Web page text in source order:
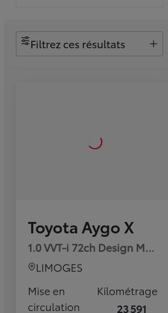
Filtrez ces résultats
Toyota Aygo X
1.0 VVT-i 72ch Design MY23
LIMOGES
Mise en
circulation
Kilométrage
23 591